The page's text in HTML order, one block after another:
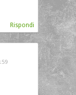
Rispondi